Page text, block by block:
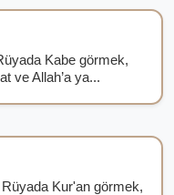
Kabe görmek,
ve Allah’a ya...
Kur'an görmek,